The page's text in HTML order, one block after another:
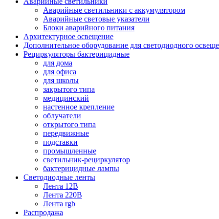
Аварийные светильники с аккумулятором
Аварийные световые указатели
Блоки аварийного питания
Архитектурное освещение
Дополнительное оборудование для светодиодного
Рециркуляторы бактерицидные
для дома
для офиса
для школы
закрытого типа
медицинский
настенное крепление
облучатели
открытого типа
передвижные
подставки
промышленные
светильник-рециркулятор
бактерицидные лампы
Светодиодные ленты
Лента 12В
Лента 220В
Лента rgb
Распродажа